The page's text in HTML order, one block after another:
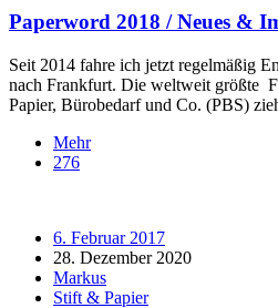
Paperword 2018 / Neues &
Seit 2014 fahre ich jetzt regelmäßig
nach Frankfurt. Die weltweit größte
Papier, Bürobedarf und Co. (PBS)
Mehr
276
6. Februar 2017
28. Dezember 2020
Markus
Stift & Papier